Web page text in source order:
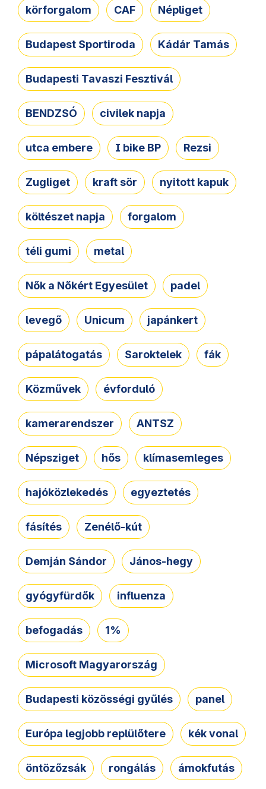
körforgalom CAF Népliget
Budapest Sportiroda Kádár Tamás
Budapesti Tavaszi Fesztivál
BENDZSÓ civilek napja
utca embere I bike BP Rezsi
Zugliget kraft sör nyitott kapuk
költészet napja forgalom
téli gumi metal
Nők a Nőkért Egyesület padel
levegő Unicum japánkert
pápalátogatás Saroktelek fák
Közművek évforduló
kamerarendszer ANTSZ
Népsziget hős klímasemleges
hajóközlekedés egyeztetés
fásítés Zenélő-kút
Demján Sándor János-hegy
gyógyfürdők influenza
befogadás 1%
Microsoft Magyarország
Budapesti közösségi gyűlés panel
Európa legjobb replülőtere kék vonal
öntözőzsák rongálás ámokfutás